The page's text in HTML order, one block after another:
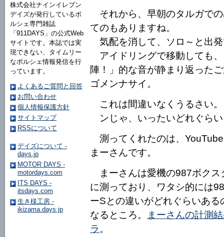
それから、早朝のタルガで
てのもありますね。
気配を消して、ソロ～と出
アイドリングで移動しても
陣！」的な音が静まり返った
ゴメンナサイ。
これは間違いなくうるさい。
ンじゃ、いったいどれぐら
測ってくれたのは、
まーさんです。
まーさんは愛機の987ボクス
に測っており、ワタシ的には
ーSとの違いがどれぐらいある
なるところ。
まーさんの計測
ラ 。
株式会社ナインイレブン
デイズが発行しているポ
ルシェ専門雑誌
「911DAYS」の公式Web
サイトです。本誌では実
現できない、タイムリー
なポルシェ情報発信を行
っています。
よくあるご質問と回答
お問い合わせ
個人情報保護方針
サイトマップ
RSSについて
デイズについて -
days.jp
MOTOR DAYS -
motordays.com
ITS DAYS -
itsdays.com
生き様工房 -
ikizama.days.jp